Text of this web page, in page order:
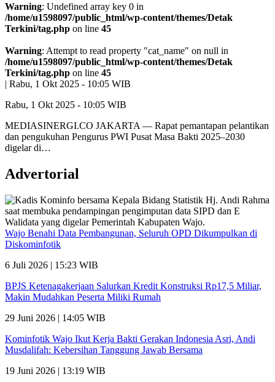
Warning: Undefined array key 0 in
/home/u1598097/public_html/wp-content/themes/Detak
Terkini/tag.php on line 45
Warning: Attempt to read property "cat_name" on null in
/home/u1598097/public_html/wp-content/themes/Detak
Terkini/tag.php on line 45
| Rabu, 1 Okt 2025 - 10:05 WIB
Rabu, 1 Okt 2025 - 10:05 WIB
MEDIASINERGI.CO JAKARTA — Rapat pemantapan pelantikan
dan pengukuhan Pengurus PWI Pusat Masa Bakti 2025–2030
digelar di…
Advertorial
Wajo Benahi Data Pembangunan, Seluruh OPD Dikumpulkan di
Diskominfotik
6 Juli 2026 | 15:23 WIB
BPJS Ketenagakerjaan Salurkan Kredit Konstruksi Rp17,5 Miliar,
Makin Mudahkan Peserta Miliki Rumah
29 Juni 2026 | 14:05 WIB
Kominfotik Wajo Ikut Kerja Bakti Gerakan Indonesia Asri, Andi
Musdalifah: Kebersihan Tanggung Jawab Bersama
19 Juni 2026 | 13:19 WIB